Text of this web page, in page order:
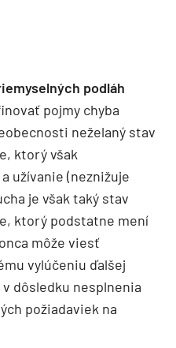
podláh
pojmy chyba
neželaný stav
ktorý však
užívanie (neznižuje
je však taký stav
ktorý podstatne mení
môže viesť
vylúčeniu ďalšej
dôsledku nesplnenia
požiadaviek na